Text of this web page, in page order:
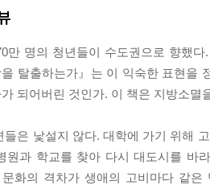
남긴 오답 노트
중 청년은 엑스트라
’는 임의규정의 기만
을 뺏긴 지역 경제
아들이는 거대 플랫폼 - 삼중 수탈의
제된 껍데기 지역 경제
만 명의 청년들이 수도권으로 향했
탈출하는가』는 이 익숙한 표현을
되어버린 것인가. 이 책은 지방소
들은 낯설지 않다. 대학에 가기 위해
원과 학교를 찾아 다시 대도시를 바
화의 격차가 생애의 고비마다 같은